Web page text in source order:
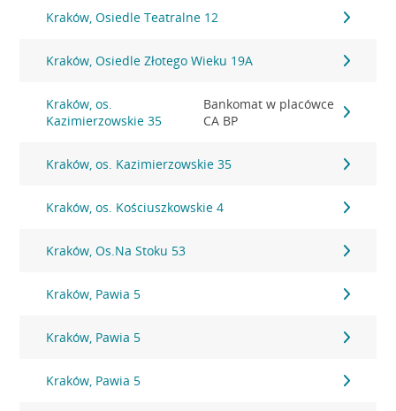
Kraków, Osiedle Teatralne 12
Kraków, Osiedle Złotego Wieku 19A
Kraków, os.
Kazimierzowskie 35
Bankomat w placówce
CA BP
Kraków, os. Kazimierzowskie 35
Kraków, os. Kościuszkowskie 4
Kraków, Os.Na Stoku 53
Kraków, Pawia 5
Kraków, Pawia 5
Kraków, Pawia 5